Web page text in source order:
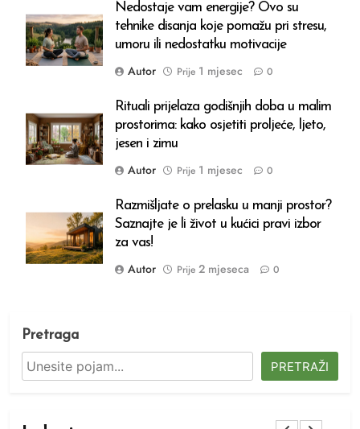
Nedostaje vam energije? Ovo su
tehnike disanja koje pomažu pri stresu,
umoru ili nedostatku motivacije
Autor Prije 1 mjesec 0
Rituali prijelaza godišnjih doba u malim
prostorima: kako osjetiti proljeće, ljeto,
jesen i zimu
Autor Prije 1 mjesec 0
Razmišljate o prelasku u manji prostor?
Saznajte je li život u kućici pravi izbor
za vas!
Autor Prije 2 mjeseca 0
Pretraga
PRETRAŽI